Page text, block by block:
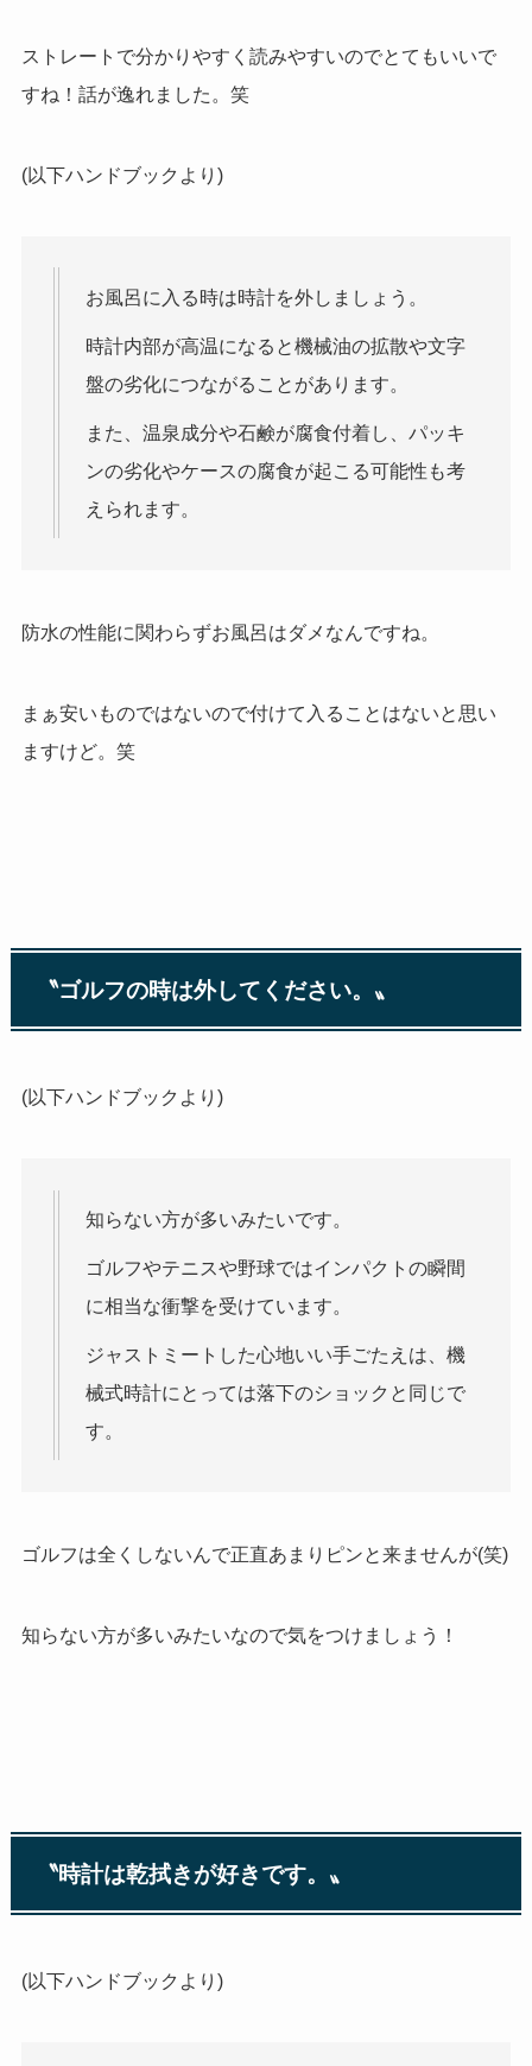
ストレートで分かりやすく読みやすいのでとてもいいで
すね！ 話が逸れました。笑
(以下ハンドブックより)
お風呂に入る時は時計を外しましょう。
時計内部が高温になると機械油の拡散や文字
盤の劣化につながることがあります。
また、温泉成分や石鹸が腐食付着し、パッキ
ンの劣化やケースの腐食が起こる可能性も考
えられます。
防水の性能に関わらずお風呂はダメなんですね。
まぁ安いものではないので付けて入ることはないと思い
ますけど。笑
〝ゴルフの時は外してください。〟
(以下ハンドブックより)
知らない方が多いみたいです。
ゴルフやテニスや野球ではインパクトの瞬間
に相当な衝撃を受けています。
ジャストミートした心地いい手ごたえは、機
械式時計にとっては落下のショックと同じで
す。
ゴルフは全くしないんで正直あまりピンと来ませんが(笑)
知らない方が多いみたいなので気をつけましょう！
〝時計は乾拭きが好きです。〟
(以下ハンドブックより)